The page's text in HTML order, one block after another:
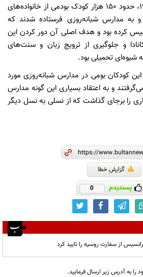
در بازه زمانی ۱۸۸۳ تا ۱۹۹۶، حدود ۱۵۰ هزار کودک بودمی از خانواده‌های
به مدارس شبانه‌روزی فرستاده شدند که
کرده بود و هدف اصلی آن دور کردن این
و جلوگیری از ترویج زبان و سنت‌های
شیوه‌ای تحمیلی بود.
کودکان بومی در مدارس شبانه‌روزی مورد
و به اعتقاد بسیاری این گونه مدارس
را برجای گذاشت که از نسلی به نسل دیگر
گزارش خطا
پسندیدم 0
از سفارت روسیه را تایید کرد
را به آدرس زیر ارسال فرمایید.